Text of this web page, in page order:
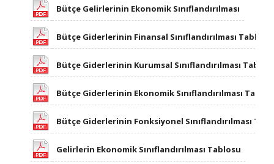
Bütçe Gelirlerinin Ekonomik Sınıflandırılması
Bütçe Giderlerinin Finansal Sınıflandırılması Tablosu
Bütçe Giderlerinin Kurumsal Sınıflandırılması
​ Bütçe Giderlerinin Ekonomik Sınıflandırılması
​ Bütçe Giderlerinin Fonksiyonel Sınıflandırılması
Gelirlerin Ekonomik Sınıflandırılması Tablosu